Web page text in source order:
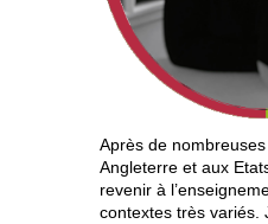
Après de
Angleterre et aux
revenir à
contextes très variés.